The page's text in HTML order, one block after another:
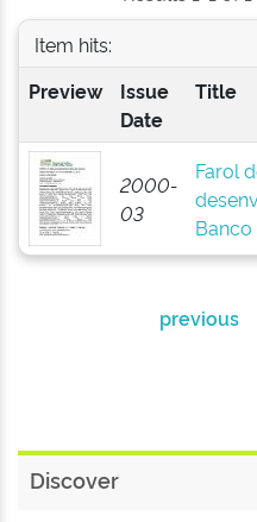
Item hits:
Preview
Issue
Date
Title
2000-
03
Farol
previous
Discover